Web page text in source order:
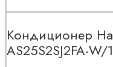
Кондиционер
AS25S2SJ2FA-W/